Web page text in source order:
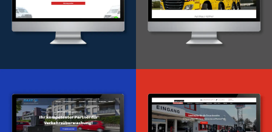
WordPress Entwicklung